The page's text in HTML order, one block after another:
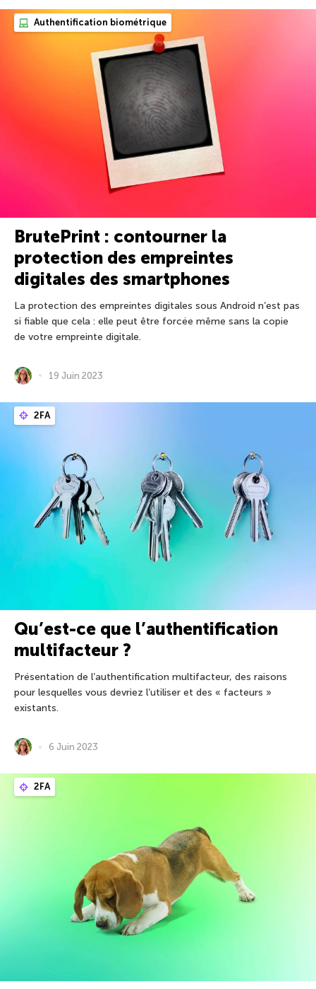
Authentification biométrique
BrutePrint : contourner la
protection des empreintes
digitales des smartphones
La protection des empreintes digitales sous Android n’est pas
si fiable que cela : elle peut être forcée même sans la copie
de votre empreinte digitale.
19 Juin 2023
2FA
Qu’est-ce que l’authentification
multifacteur ?
Présentation de l’authentification multifacteur, des raisons
pour lesquelles vous devriez l’utiliser et des « facteurs »
existants.
6 Juin 2023
2FA